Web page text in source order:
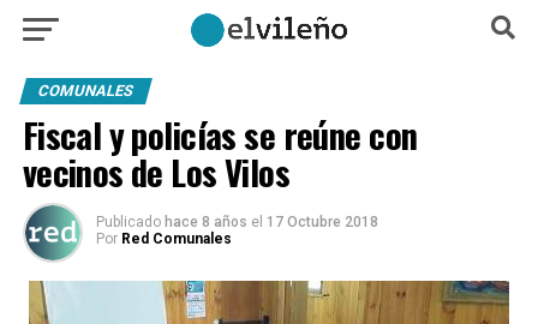
COMUNALES
Fiscal y policías se reúne con
vecinos de Los Vilos
Publicado hace 8 años el 17 Octubre 2018
Por Red Comunales